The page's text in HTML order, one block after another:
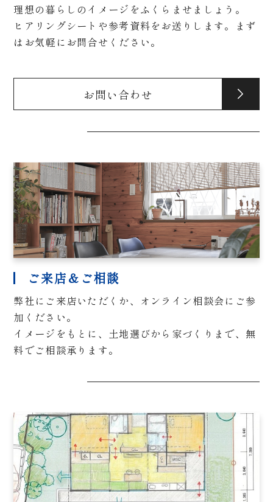
理想の暮らしのイメージをふくらませましょう。
ヒアリングシートや参考資料をお送りします。まず
はお気軽にお問合せください。
お問い合わせ
ご来店＆ご相談
弊社にご来店いただくか、オンライン相談会にご参
加ください。
イメージをもとに、土地選びから家づくりまで、無
料でご相談承ります。